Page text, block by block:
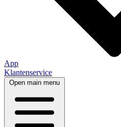
App
Klantenservice
Open main menu